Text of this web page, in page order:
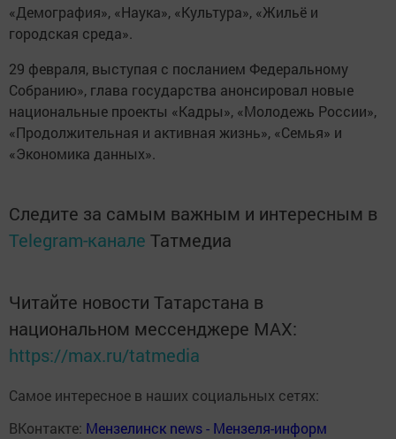
«Демография», «Наука», «Культура», «Жильё и
городская среда».
29 февраля, выступая с посланием Федеральному
Собранию», глава государства анонсировал новые
национальные проекты «Кадры», «Молодежь России»,
«Продолжительная и активная жизнь», «Семья» и
«Экономика данных».
Следите за самым важным и интересным в
Telegram-канале Татмедиа
Читайте новости Татарстана в
национальном мессенджере MАХ:
https://max.ru/tatmedia
Самое интересное в наших социальных сетях:
ВКонтакте: Мензелинск news - Мензеля-информ